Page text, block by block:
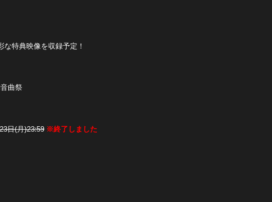
特典映像を収録予定！
曲祭
日(月)23:59 ※終了しました